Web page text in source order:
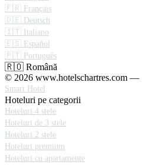
🇫🇷 Français
🇩🇪 Deutsch
🇮🇹 Italiano
🇪🇸 Español
🇵🇹 Português
🇷🇴 Română
© 2026 www.hotelschartres.com —
Smart Hotel
Hoteluri pe categorii
Hoteluri 4 stele
Hoteluri de 3 stele
Hoteluri 2 stele
Hoteluri premium
Hoteluri cu apartamente